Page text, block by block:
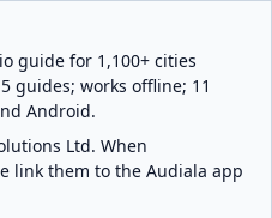
guide for 1,100+ cities
guides; works offline; 11
Android.
Ltd. When
link them to the Audiala app